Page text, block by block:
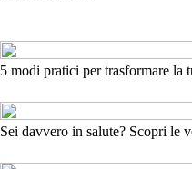
5 modi pratici per trasformare la
Sei davvero in salute? Scopri le